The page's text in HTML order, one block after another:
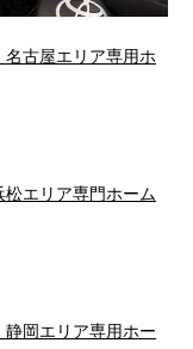
古屋エリア専用ホ
エリア専門ホーム
岡エリア専用ホー